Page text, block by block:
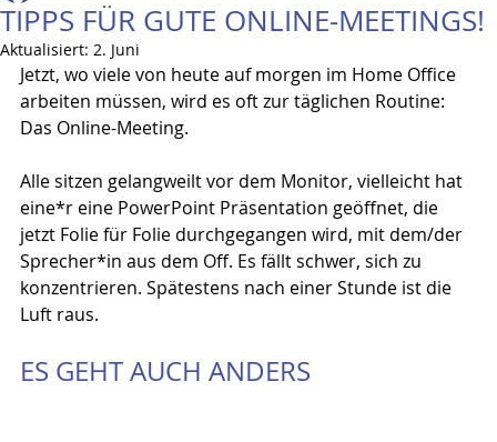
TIPPS FÜR GUTE ONLINE-MEETINGS!
Aktualisiert: 2. Juni
Jetzt, wo viele von heute auf morgen im Home Office
arbeiten müssen, wird es oft zur täglichen Routine:
Das Online-Meeting.
Alle sitzen gelangweilt vor dem Monitor, vielleicht hat
eine*r eine PowerPoint Präsentation geöffnet, die
jetzt Folie für Folie durchgegangen wird, mit dem/der
Sprecher*in aus dem Off. Es fällt schwer, sich zu
konzentrieren. Spätestens nach einer Stunde ist die
Luft raus.
ES GEHT AUCH ANDERS